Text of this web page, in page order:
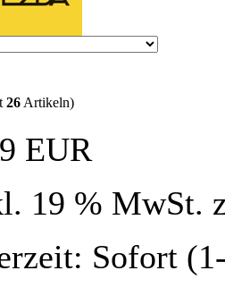
26 Artikeln)
EUR
19 % MwSt.
Sofort